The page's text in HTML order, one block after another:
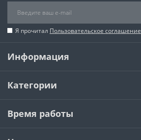
Я прочитал Пользовательское соглашение
Информация
Категории
Время работы